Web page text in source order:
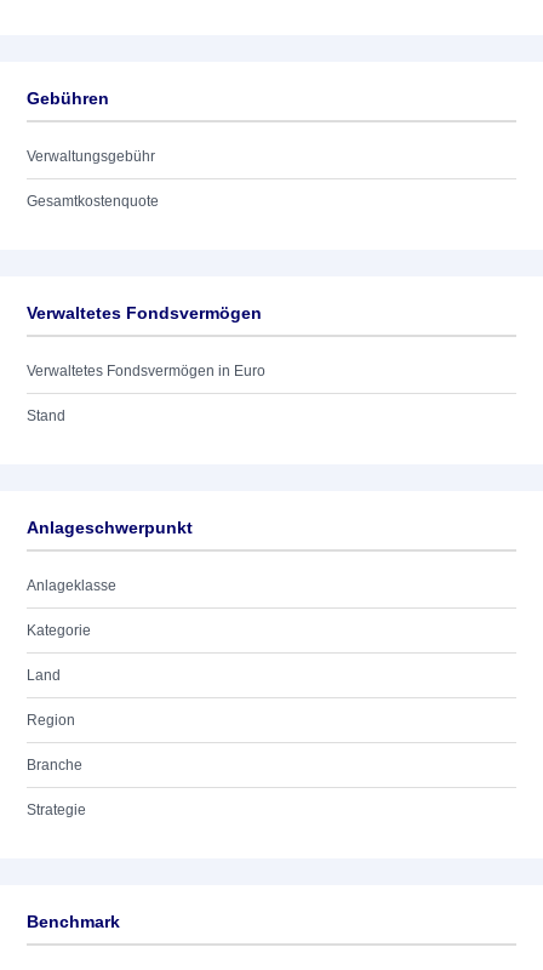
Gebühren
Verwaltungsgebühr
Gesamtkostenquote
Verwaltetes Fondsvermögen
Verwaltetes Fondsvermögen in Euro
Stand
Anlageschwerpunkt
Anlageklasse
Kategorie
Land
Region
Branche
Strategie
Benchmark